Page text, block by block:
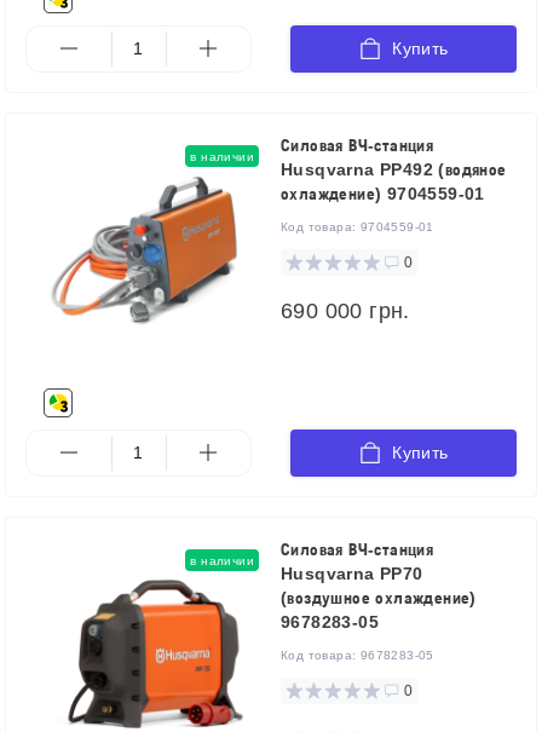
Купить
в наличии
Силовая ВЧ-станция
Husqvarna PP492 (водяное
охлаждение) 9704559-01
Код товара: 9704559-01
0
690 000 грн.
Купить
в наличии
Силовая ВЧ-станция
Husqvarna PP70
(воздушное охлаждение)
9678283-05
Код товара: 9678283-05
0